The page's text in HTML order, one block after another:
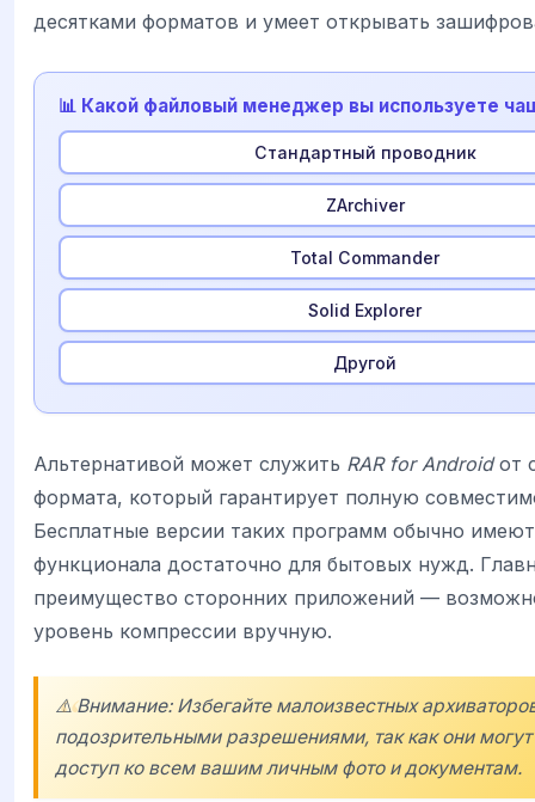
десятками форматов и умеет открывать
📊 Какой файловый менеджер вы используете
Стандартный проводник
ZArchiver
Total Commander
Solid Explorer
Другой
Альтернативой может служить RAR for Androidот
формата, который гарантирует полную
Бесплатные версии таких программ обычно
функционала достаточно для бытовых нужд.
преимущество сторонних приложений —
уровень компрессии вручную.
⚠️ Внимание: Избегайте малоизвестных
подозрительными разрешениями, так как они могут
доступ ко всем вашим личным фото и документам.